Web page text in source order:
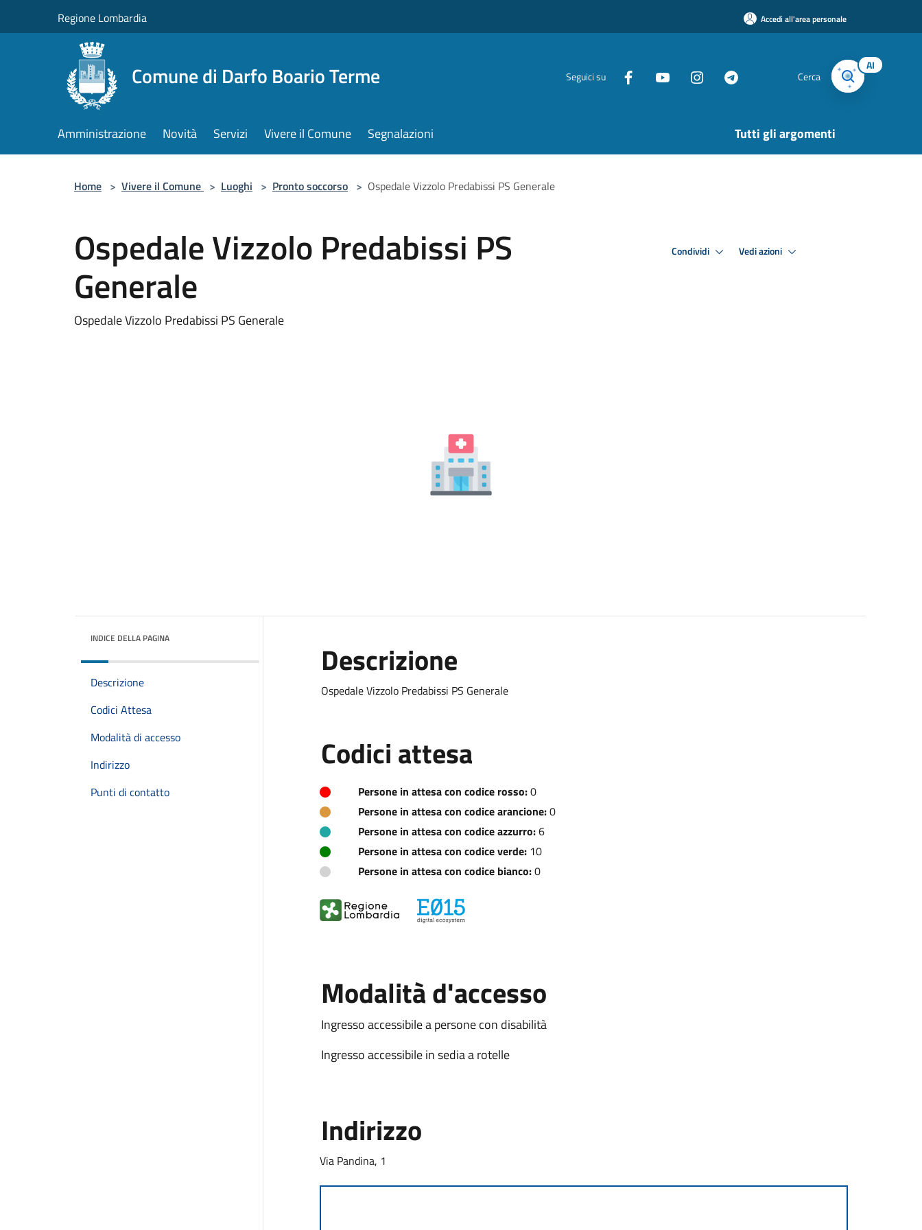
Regione Lombardia Accedi all'area personale
Comune di Darfo Boario Terme Seguici su Cerca
AI
Amministrazione Novità Servizi Vivere il Comune Segnalazioni Tutti gli argomenti
Home > Vivere il Comune > Luoghi > Pronto soccorso > Ospedale Vizzolo Predabissi PS Generale
Ospedale Vizzolo Predabissi PS
Generale
Ospedale Vizzolo Predabissi PS Generale
Condividi Vedi azioni
INDICE DELLA PAGINA
Descrizione
Codici Attesa
Modalità di accesso
Indirizzo
Punti di contatto
Descrizione
Ospedale Vizzolo Predabissi PS Generale
Codici attesa
Persone in attesa con codice rosso:0
Persone in attesa con codice arancione:0
Persone in attesa con codice azzurro:6
Persone in attesa con codice verde:10
Persone in attesa con codice bianco:0
Modalità d'accesso
Ingresso accessibile a persone con disabilità
Ingresso accessibile in sedia a rotelle
Indirizzo
Via Pandina, 1